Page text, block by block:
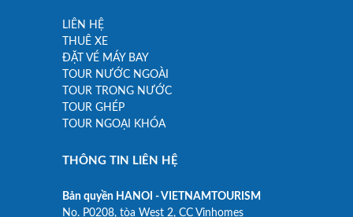
LIÊN HỆ
THUÊ XE
ĐẶT VÉ MÁY BAY
TOUR NƯỚC NGOÀI
TOUR TRONG NƯỚC
TOUR GHÉP
TOUR NGOẠI KHÓA
THÔNG TIN LIÊN HỆ
Bản quyền HANOI - VIETNAMTOURISM
No. P0208, tòa West 2, CC Vinhomes